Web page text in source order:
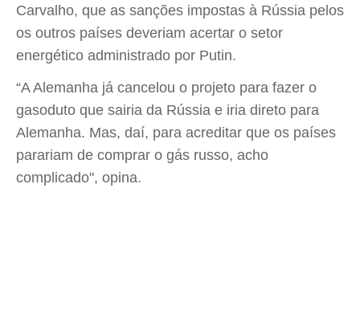
Carvalho, que as sanções impostas à Rússia pelos
os outros países deveriam acertar o setor
energético administrado por Putin.
“A Alemanha já cancelou o projeto para fazer o
gasoduto que sairia da Rússia e iria direto para
Alemanha. Mas, daí, para acreditar que os países
parariam de comprar o gás russo, acho
complicado", opina.